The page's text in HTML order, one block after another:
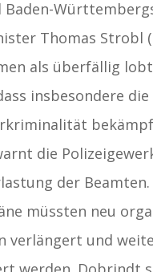
Baden-
Thomas Strobl
als überfällig
insbesondere die
die
der Beamten.
müssten neu
verlängert und